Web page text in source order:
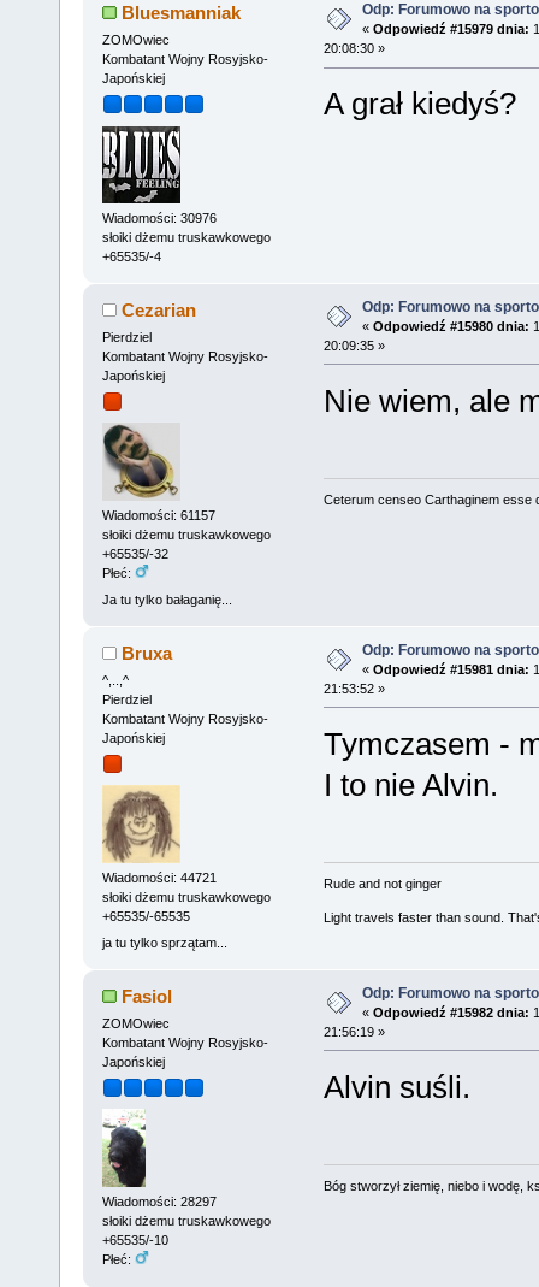
Bluesmanniak
ZOMOwiec
Kombatant Wojny Rosyjsko-
Japońskiej
Wiadomości: 30976
słoiki dżemu truskawkowego
+65535/-4
Odp: Forumowo na
« Odpowiedź #15979 dnia:
20:08:30 »
A grał kiedyś?
Cezarian
Pierdziel
Kombatant Wojny Rosyjsko-
Japońskiej
Wiadomości: 61157
słoiki dżemu truskawkowego
+65535/-32
Płeć:
Ja tu tylko bałaganię...
Odp: Forumowo na
« Odpowiedź #15980 dnia:
20:09:35 »
Nie wiem, ale
Ceterum censeo Carthaginem esse
Bruxa
^,..,^
Pierdziel
Kombatant Wojny Rosyjsko-
Japońskiej
Wiadomości: 44721
słoiki dżemu truskawkowego
+65535/-65535
ja tu tylko sprzątam...
Odp: Forumowo na
« Odpowiedź #15981 dnia:
21:53:52 »
Tymczasem -
I to nie Alvin.
Rude and not ginger
Light travels faster than sound.
Fasiol
ZOMOwiec
Kombatant Wojny Rosyjsko-
Japońskiej
Wiadomości: 28297
słoiki dżemu truskawkowego
+65535/-10
Płeć:
Odp: Forumowo na
« Odpowiedź #15982 dnia:
21:56:19 »
Alvin suśli.
Bóg stworzył ziemię, niebo i wodę,